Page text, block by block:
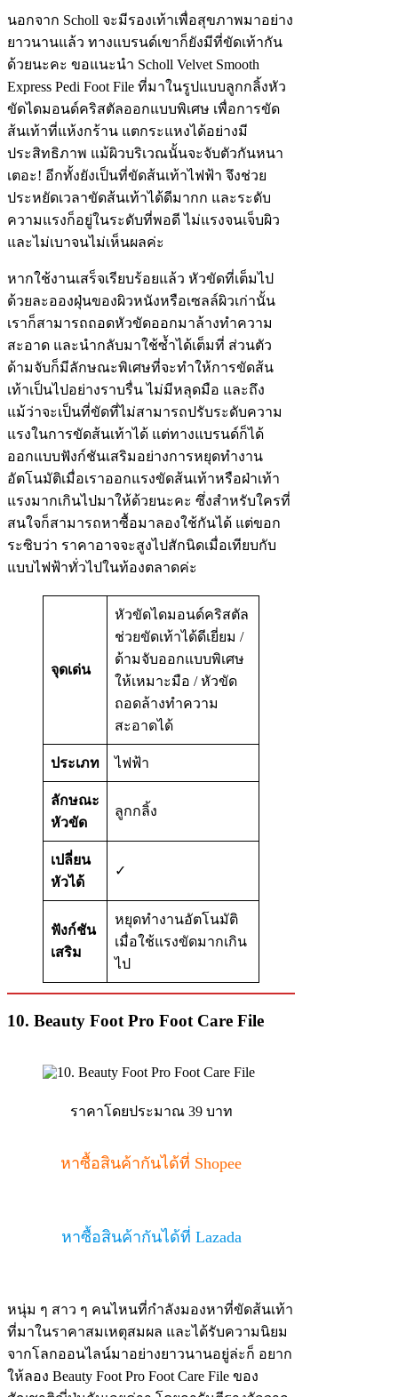
นอกจาก Scholl จะมีรองเท้าเพื่อสุขภาพมาอย่าง
ยาวนานแล้ว ทางแบรนด์เขาก็ยังมีที่ขัดเท้ากัน
ด้วยนะคะ ขอแนะนำ Scholl Velvet Smooth
Express Pedi Foot File ที่มาในรูปแบบลูกกลิ้งหัว
ขัดไดมอนด์คริสตัลออกแบบพิเศษ เพื่อการขัด
ส้นเท้าที่แห้งกร้าน แตกระแหงได้อย่างมี
ประสิทธิภาพ แม้ผิวบริเวณนั้นจะจับตัวกันหนา
เตอะ! อีกทั้งยังเป็นที่ขัดส้นเท้าไฟฟ้า จึงช่วย
ประหยัดเวลาขัดส้นเท้าได้ดีมากก และระดับ
ความแรงก็อยู่ในระดับที่พอดี ไม่แรงจนเจ็บผิว
และไม่เบาจนไม่เห็นผลค่ะ
หากใช้งานเสร็จเรียบร้อยแล้ว หัวขัดที่เต็มไป
ด้วยละอองฝุ่นของผิวหนังหรือเซลล์ผิวเก่านั้น
เราก็สามารถถอดหัวขัดออกมาล้างทำความ
สะอาด และนำกลับมาใช้ซ้ำได้เต็มที่ ส่วนตัว
ด้ามจับก็มีลักษณะพิเศษที่จะทำให้การขัดส้น
เท้าเป็นไปอย่างราบรื่น ไม่มีหลุดมือ และถึง
แม้ว่าจะเป็นที่ขัดที่ไม่สามารถปรับระดับความ
แรงในการขัดส้นเท้าได้ แต่ทางแบรนด์ก็ได้
ออกแบบฟังก์ชันเสริมอย่างการหยุดทำงาน
อัตโนมัติเมื่อเราออกแรงขัดส้นเท้าหรือฝ่าเท้า
แรงมากเกินไปมาให้ด้วยนะคะ ซึ่งสำหรับใครที่
สนใจก็สามารถหาซื้อมาลองใช้กันได้ แต่ขอก
ระซิบว่า ราคาอาจจะสูงไปสักนิดเมื่อเทียบกับ
แบบไฟฟ้าทั่วไปในท้องตลาดค่ะ
จุดเด่น
หัวขัดไดมอนด์คริสตัล
ช่วยขัดเท้าได้ดีเยี่ยม /
ด้ามจับออกแบบพิเศษ
ให้เหมาะมือ / หัวขัด
ถอดล้างทำความ
สะอาดได้
ประเภท ไฟฟ้า
ลักษณะ
หัวขัด
ลูกกลิ้ง
เปลี่ยน
หัวได้
✓
ฟังก์ชัน
เสริม
หยุดทำงานอัตโนมัติ
เมื่อใช้แรงขัดมากเกิน
ไป
10. Beauty Foot Pro Foot Care File
ราคาโดยประมาณ 39 บาท
หาซื้อสินค้ากันได้ที่ Shopee
หาซื้อสินค้ากันได้ที่ Lazada
หนุ่ม ๆ สาว ๆ คนไหนที่กำลังมองหาที่ขัดส้นเท้า
ที่มาในราคาสมเหตุสมผล และได้รับความนิยม
จากโลกออนไลน์มาอย่างยาวนานอยู่ล่ะก็ อยาก
ให้ลอง Beauty Foot Pro Foot Care File ของ